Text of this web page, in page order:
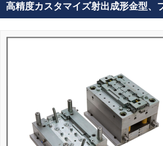
高精度カスタマイズ射出成形金型、